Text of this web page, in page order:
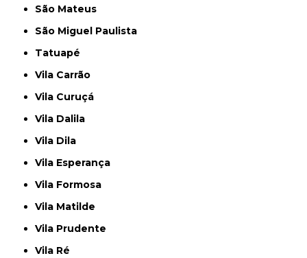
São Mateus
São Miguel Paulista
Tatuapé
Vila Carrão
Vila Curuçá
Vila Dalila
Vila Dila
Vila Esperança
Vila Formosa
Vila Matilde
Vila Prudente
Vila Ré